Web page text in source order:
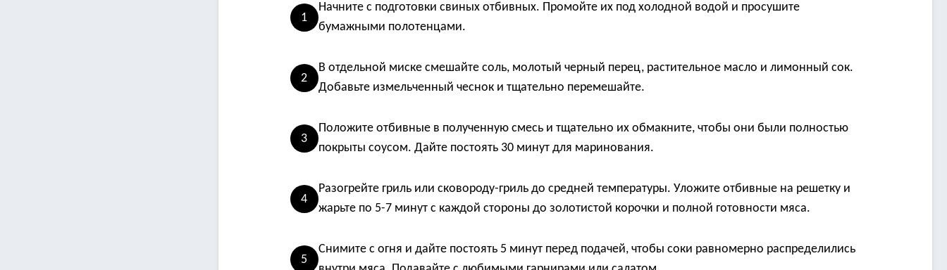
1
Начните с подготовки свиных отбивных. Промойте их под холодной водой и просушите
бумажными полотенцами.
2
В отдельной миске смешайте соль, молотый черный перец, растительное масло и лимонный сок.
Добавьте измельченный чеснок и тщательно перемешайте.
3
Положите отбивные в полученную смесь и тщательно их обмакните, чтобы они были полностью
покрыты соусом. Дайте постоять 30 минут для маринования.
4
Разогрейте гриль или сковороду-гриль до средней температуры. Уложите отбивные на решетку и
жарьте по 5-7 минут с каждой стороны до золотистой корочки и полной готовности мяса.
5
Снимите с огня и дайте постоять 5 минут перед подачей, чтобы соки равномерно распределились